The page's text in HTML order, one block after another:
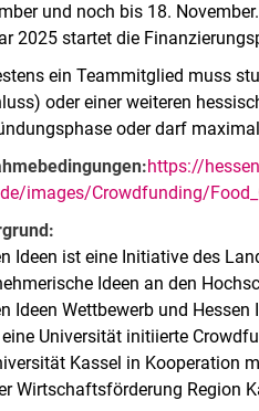
und noch bis 18.
2025 startet die
ein Teammitglied muss
oder einer weiteren
oder darf
https://
images/Crowdfunding/
Ideen ist eine Initiative des
Ideen an den
Ideen Wettbewerb und
Universität initiierte
Kassel in Kooperation
Wirtschaftsförderung Region